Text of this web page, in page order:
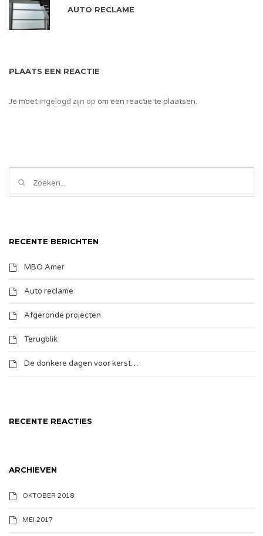
AUTO RECLAME
PLAATS EEN REACTIE
Je moetingelogd zijn op om een reactie te plaatsen.
RECENTE BERICHTEN
MBO Amer
Auto reclame
Afgeronde projecten
Terugblik
De donkere dagen voor kerst…
RECENTE REACTIES
ARCHIEVEN
OKTOBER 2018
MEI 2017